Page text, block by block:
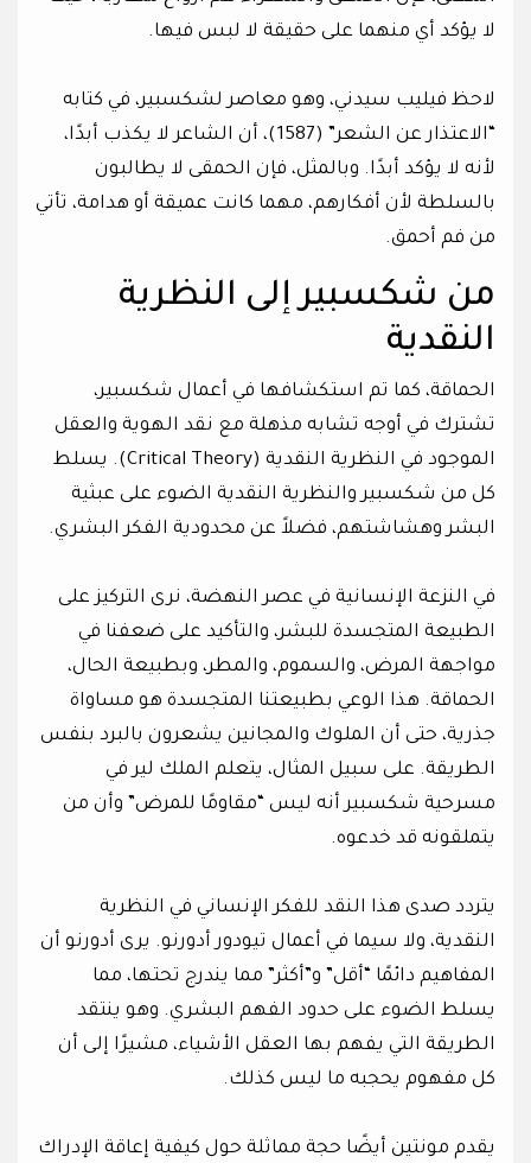
لا يؤكد أي منهما على حقيقة لا لبس فيها.
لاحظ فيليب سيدني، وهو معاصر لشكسبير، في كتابه
“الاعتذار عن الشعر” (1587)، أن الشاعر لا يكذب أبدًا،
لأنه لا يؤكد أبدًا. وبالمثل، فإن الحمقى لا يطالبون
بالسلطة لأن أفكارهم، مهما كانت عميقة أو هدامة، تأتي
من فم أحمق.
من شكسبير إلى النظرية
النقدية
الحماقة، كما تم استكشافها في أعمال شكسبير،
تشترك في أوجه تشابه مذهلة مع نقد الهوية والعقل
الموجود في النظرية النقدية (Critical Theory). يسلط
كل من شكسبير والنظرية النقدية الضوء على عبثية
البشر وهشاشتهم، فضلاً عن محدودية الفكر البشري.
في النزعة الإنسانية في عصر النهضة، نرى التركيز على
الطبيعة المتجسدة للبشر، والتأكيد على ضعفنا في
مواجهة المرض، والسموم، والمطر، وبطبيعة الحال،
الحماقة. هذا الوعي بطبيعتنا المتجسدة هو مساواة
جذرية، حتى أن الملوك والمجانين يشعرون بالبرد بنفس
الطريقة. على سبيل المثال، يتعلم الملك لير في
مسرحية شكسبير أنه ليس “مقاومًا للمرض” وأن من
يتملقونه قد خدعوه.
يتردد صدى هذا النقد للفكر الإنساني في النظرية
النقدية، ولا سيما في أعمال تيودور أدورنو. يرى أدورنو أن
المفاهيم دائمًا “أقل” و”أكثر” مما يندرج تحتها، مما
يسلط الضوء على حدود الفهم البشري. وهو ينتقد
الطريقة التي يفهم بها العقل الأشياء، مشيرًا إلى أن
كل مفهوم يحجبه ما ليس كذلك.
يقدم مونتين أيضًا حجة مماثلة حول كيفية إعاقة الإدراك